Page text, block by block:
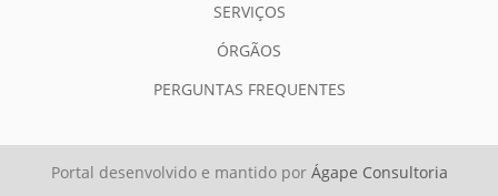
SERVIÇOS
ÓRGÃOS
PERGUNTAS FREQUENTES
Portal desenvolvido e mantido por Ágape Consultoria